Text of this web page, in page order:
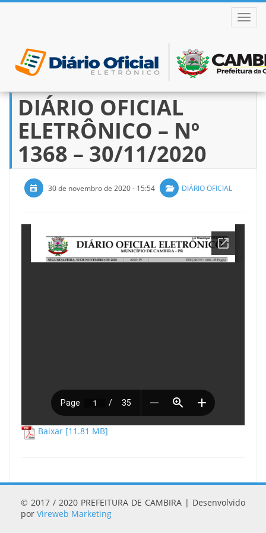
Pular
para
conteúdo
DIÁRIO OFICIAL
ELETRÔNICO – Nº
1368 – 30/11/2020
30 de novembro de 2020 - 15:54 DIÁRIO OFICIAL
Baixar [11.81 MB]
© 2017 / 2020 PREFEITURA DE CAMBIRA | Desenvolvido
por Vireweb Marketing